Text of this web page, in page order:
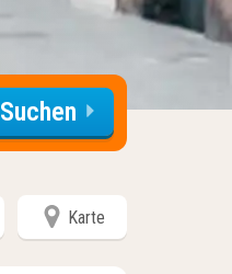
Suchen
Karte